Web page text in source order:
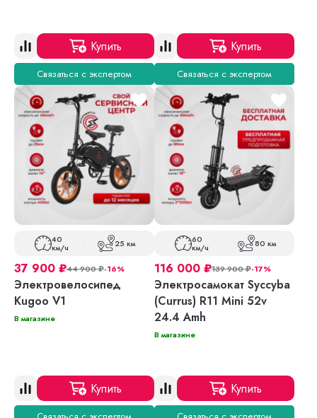
Купить
Связаться с экспертом
Купить
Связаться с экспертом
40
км/ч 25 км
37 900 ₽44 900₽-16%
Электровелосипед
Kugoo V1
В магазине
Купить
60
км/ч 80 км
116 000 ₽139 900₽-17%
Электросамокат Syccyba
(Currus) R11 Mini 52v
24.4 Amh
В магазине
Купить